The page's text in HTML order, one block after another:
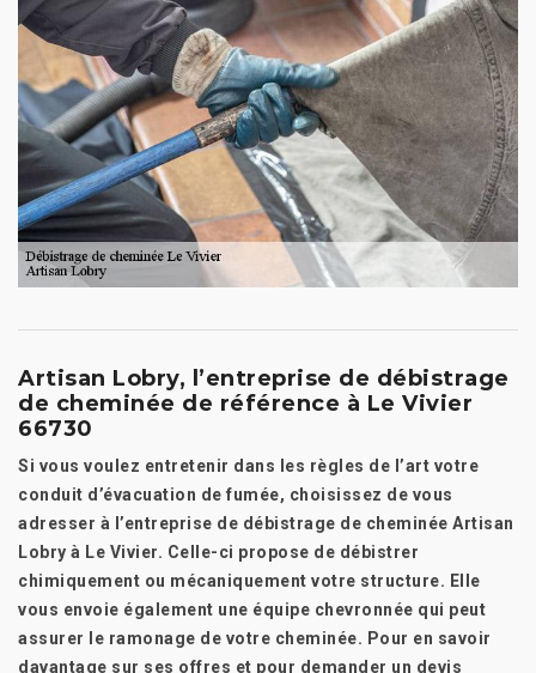
Artisan Lobry, l’entreprise de débistrage
de cheminée de référence à Le Vivier
66730
Si vous voulez entretenir dans les règles de l’art votre
conduit d’évacuation de fumée, choisissez de vous
adresser à l’entreprise de débistrage de cheminée Artisan
Lobry à Le Vivier. Celle-ci propose de débistrer
chimiquement ou mécaniquement votre structure. Elle
vous envoie également une équipe chevronnée qui peut
assurer le ramonage de votre cheminée. Pour en savoir
davantage sur ses offres et pour demander un devis